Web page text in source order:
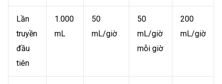
Lần
truyền
đầu
tiên
1.000
mL
50
mL/giờ
50
mL/giờ
mỗi giờ
200
mL/giờ